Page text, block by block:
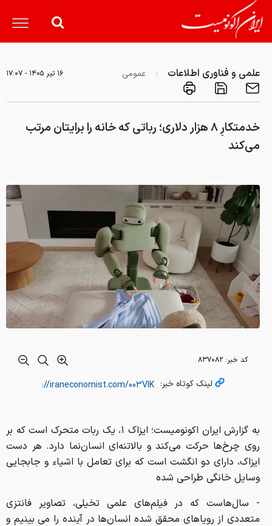
علمی و فناوری اطلاعات عمومی ۱۶ تير ۱۴۰۵ - ۱۷:۰۷
خدمتکارِ ۸ هزار دلاری؛ رباتی که خانه را برایتان مرتب
می‌کند
کد خبر: ۸۳۷۰۸۲
لینک کوتاه خبر:
به گزارش ایران اکونومیست؛ ایزاک ۱، یک ربات متحرک است که بر
روی چرخ‌ها حرکت می‌کند و بالاتنه‌ای انسان‌نما دارد. هر دست
ایزاک، دارای دو انگشت است که برای تعامل با اشیاء و جابجایی
وسایل خانگی طراحی شده‌
- سال‌هاست که در فیلم‌های علمی تخیلی، تصاویر فانتزی
متعددی از رویاهای محقق شده انسان‌ها در آینده را می بینیم و